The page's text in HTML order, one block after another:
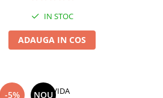
IN STOC
ADAUGA IN COS
-5% NOU
UNA VIDA